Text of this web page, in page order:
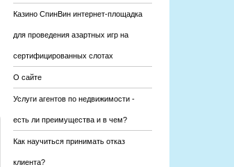
Казино СпинВин интернет-площадка
для проведения азартных игр на
сертифицированных слотах
О сайте
Услуги агентов по недвижимости -
есть ли преимущества и в чем?
Как научиться принимать отказ
клиента?